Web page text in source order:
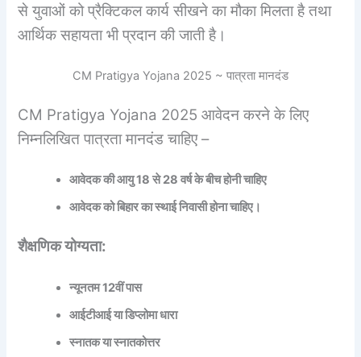
से युवाओं को प्रैक्टिकल कार्य सीखने का मौका मिलता है तथा
आर्थिक सहायता भी प्रदान की जाती है।
CM Pratigya Yojana 2025 ~ पात्रता मानदंड
CM Pratigya Yojana 2025 आवेदन करने के लिए
निम्नलिखित पात्रता मानदंड चाहिए –
आवेदक की आयु 18 से 28 वर्ष के बीच होनी चाहिए
आवेदक को बिहार का स्थाई निवासी होना चाहिए।
शैक्षणिक योग्यता:
न्यूनतम 12वीं पास
आईटीआई या डिप्लोमा धारा
स्नातक या स्नातकोत्तर